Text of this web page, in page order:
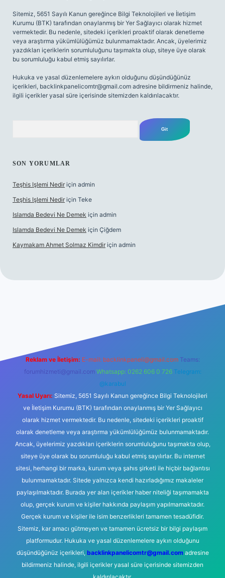
Sitemiz, 5651 Sayılı Kanun gereğince Bilgi Teknolojileri ve İletişim
Kurumu (BTK) tarafından onaylanmış bir Yer Sağlayıcı olarak hizmet
vermektedir. Bu nedenle, sitedeki içerikleri proaktif olarak denetleme
veya araştırma yükümlülüğümüz bulunmamaktadır. Ancak, üyelerimiz
yazdıkları içeriklerin sorumluluğunu taşımakta olup, siteye üye olarak
bu sorumluluğu kabul etmiş sayılırlar.
Hukuka ve yasal düzenlemelere aykırı olduğunu düşündüğünüz
içerikleri, backlinkpanelicomtr@gmail.com adresine bildirmeniz halinde,
ilgili içerikler yasal süre içerisinde sitemizden kaldırılacaktır.
SON YORUMLAR
Teşhis Işlemi Nedir için admin
Teşhis Işlemi Nedir için Teke
Islamda Bedevi Ne Demek için admin
Islamda Bedevi Ne Demek için Çiğdem
Kaymakam Ahmet Solmaz Kimdir için admin
Reklam ve İletişim: E-mail: backlinkpaneli@gmail.com Teams:
forumhizmeti@gmail.com Whatsapp: 0262 606 0 726 Telegram:
@karabul
Yasal Uyarı: Sitemiz, 5651 Sayılı Kanun gereğince Bilgi Teknolojileri
ve İletişim Kurumu (BTK) tarafından onaylanmış bir Yer Sağlayıcı
olarak hizmet vermektedir. Bu nedenle, sitedeki içerikleri proaktif
olarak denetleme veya araştırma yükümlülüğümüz bulunmamaktadır.
Ancak, üyelerimiz yazdıkları içeriklerin sorumluluğunu taşımakta olup,
siteye üye olarak bu sorumluluğu kabul etmiş sayılırlar. Bu internet
sitesi, herhangi bir marka, kurum veya şahıs şirketi ile hiçbir bağlantısı
bulunmamaktadır. Sitede yalnızca kendi hazırladığımız makaleler
paylaşılmaktadır. Burada yer alan içerikler haber niteliği taşımamakta
olup, gerçek kurum ve kişiler hakkında paylaşım yapılmamaktadır.
Gerçek kurum ve kişiler ile isim benzerlikleri tamamen tesadüfidir.
Sitemiz, kar amacı gütmeyen ve tamamen ücretsiz bir bilgi paylaşım
platformudur. Hukuka ve yasal düzenlemelere aykırı olduğunu
düşündüğünüz içerikleri, backlinkpanelicomtr@gmail.comadresine
bildirmeniz halinde, ilgili içerikler yasal süre içerisinde sitemizden